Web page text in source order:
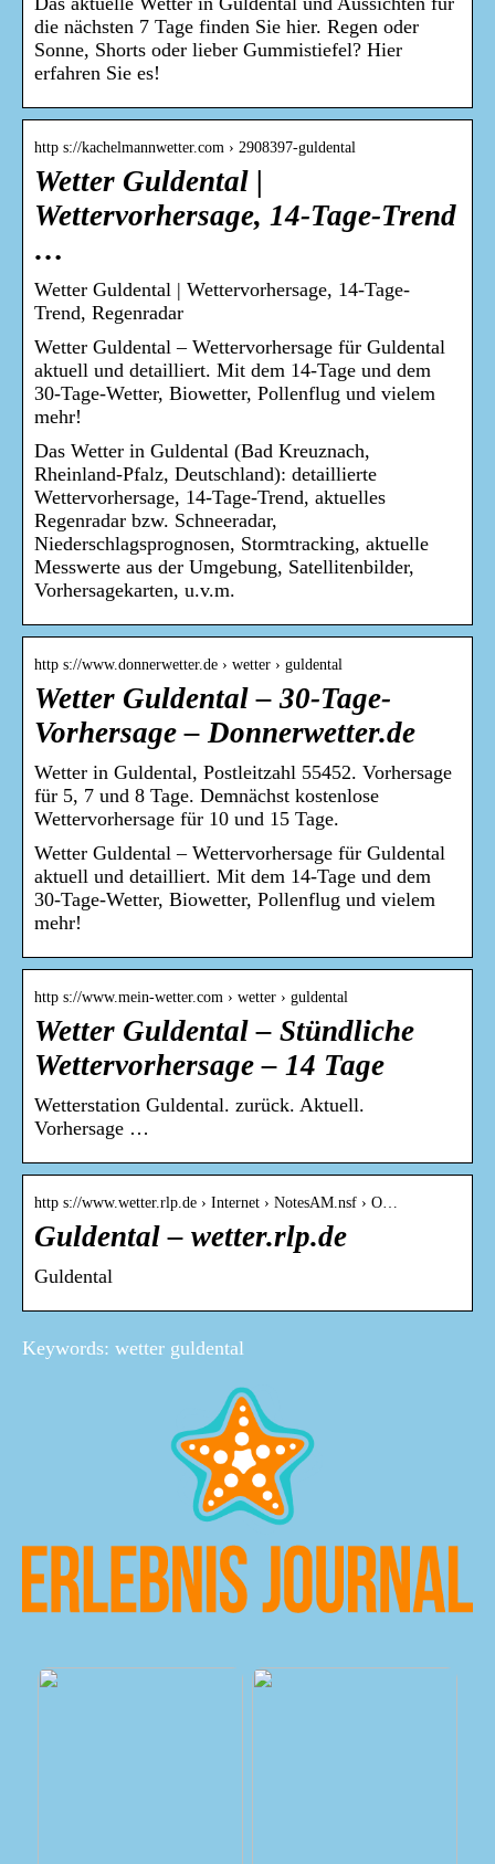
die nächsten 7 Tage finden Sie hier. Regen oder
Sonne, Shorts oder lieber Gummistiefel? Hier
erfahren Sie es!
http s://kachelmannwetter.com › 2908397-guldental
Wetter Guldental |
Wettervorhersage, 14-Tage-Trend
…
Wetter Guldental | Wettervorhersage, 14-Tage-
Trend, Regenradar
Wetter Guldental – Wettervorhersage für Guldental
aktuell und detailliert. Mit dem 14-Tage und dem
30-Tage-Wetter, Biowetter, Pollenflug und vielem
mehr!
Das Wetter in Guldental (Bad Kreuznach,
Rheinland-Pfalz, Deutschland): detaillierte
Wettervorhersage, 14-Tage-Trend, aktuelles
Regenradar bzw. Schneeradar,
Niederschlagsprognosen, Stormtracking, aktuelle
Messwerte aus der Umgebung, Satellitenbilder,
Vorhersagekarten, u.v.m.
http s://www.donnerwetter.de › wetter › guldental
Wetter Guldental – 30-Tage-
Vorhersage – Donnerwetter.de
Wetter in Guldental, Postleitzahl 55452. Vorhersage
für 5, 7 und 8 Tage. Demnächst kostenlose
Wettervorhersage für 10 und 15 Tage.
Wetter Guldental – Wettervorhersage für Guldental
aktuell und detailliert. Mit dem 14-Tage und dem
30-Tage-Wetter, Biowetter, Pollenflug und vielem
mehr!
http s://www.mein-wetter.com › wetter › guldental
Wetter Guldental – Stündliche
Wettervorhersage – 14 Tage
Wetterstation Guldental. zurück. Aktuell.
Vorhersage …
http s://www.wetter.rlp.de › Internet › NotesAM.nsf › O…
Guldental – wetter.rlp.de
Guldental
Keywords: wetter guldental